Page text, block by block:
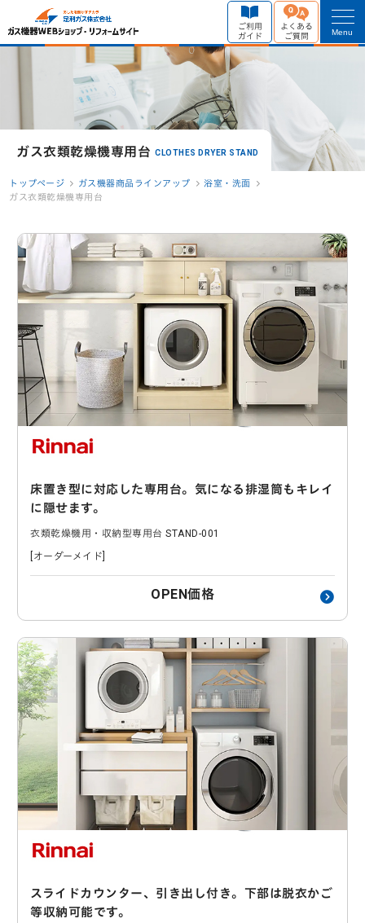
Menu
よくある
ご質問
ご利用
ガイド
ガス衣類乾燥機専用台 CLOTHES DRYER STAND
トップページ ガス機器商品ラインアップ
浴室・洗面
ガス衣類乾燥機専用台
床置き型に対応した専用台。気になる排湿筒もキレイ
に隠せます。
衣類乾燥機用・収納型専用台 STAND-001
[オーダーメイド]
OPEN価格
スライドカウンター、引き出し付き。下部は脱衣かご
等収納可能です。